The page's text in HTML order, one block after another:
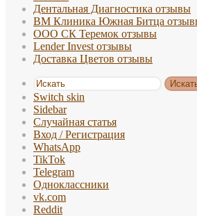
Дентальная Диагностика отзывы
ВМ Клиника Южная Битца
ООО СК Теремок отзывы
Lender Invest отзывы
Доставка Цветов отзывы
Switch skin
Sidebar
Случайная статья
Вход / Регистрация
WhatsApp
TikTok
Telegram
Одноклассники
vk.com
Reddit